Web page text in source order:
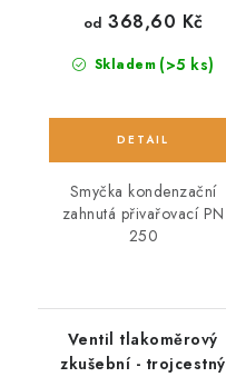
Skladem (>5 ks)
od 368,60 Kč
Smyčka kondenzační
zahnutá přivařovací PN
250
Ventil tlakoměrový
zkušební - trojcestný